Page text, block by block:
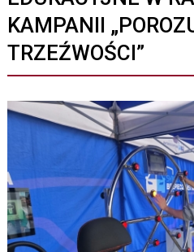
KAMPANII
TRZEŹWOŚCI”